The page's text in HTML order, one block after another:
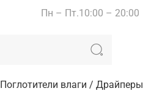
Пн – Пт.10:00 – 20:00
Поглотители влаги / Драйперы